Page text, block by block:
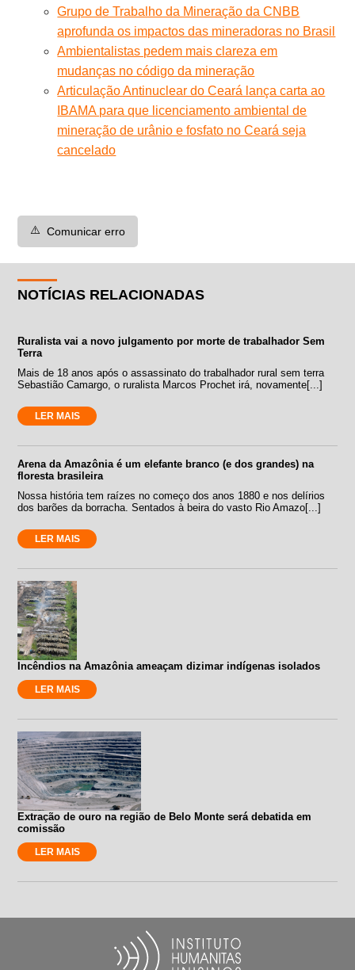
Grupo de Trabalho da Mineração da CNBB
aprofunda os impactos das mineradoras no Brasil
Ambientalistas pedem mais clareza em
mudanças no código da mineração
Articulação Antinuclear do Ceará lança carta ao
IBAMA para que licenciamento ambiental de
mineração de urânio e fosfato no Ceará seja
cancelado
⚠️ Comunicar erro
NOTÍCIAS RELACIONADAS
Ruralista vai a novo julgamento por morte de trabalhador Sem
Terra
Mais de 18 anos após o assassinato do trabalhador rural sem terra
Sebastião Camargo, o ruralista Marcos Prochet irá, novamente[...]
LER MAIS
Arena da Amazônia é um elefante branco (e dos grandes) na
floresta brasileira
Nossa história tem raízes no começo dos anos 1880 e nos delírios
dos barões da borracha. Sentados à beira do vasto Rio Amazo[...]
LER MAIS
Incêndios na Amazônia ameaçam dizimar indígenas isolados
LER MAIS
Extração de ouro na região de Belo Monte será debatida em
comissão
LER MAIS